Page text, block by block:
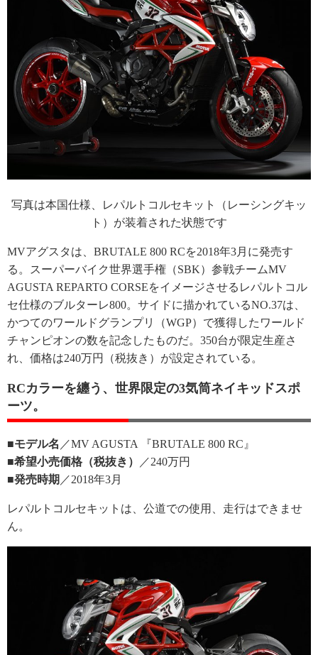
写真は本国仕様、レパルトコルセキット（レーシングキッ
ト）が装着された状態です
MVアグスタは、BRUTALE 800 RCを2018年3月に発売す
る。スーパーバイク世界選手権（SBK）参戦チームMV
AGUSTA REPARTO CORSEをイメージさせるレパルトコル
セ仕様のブルターレ800。サイドに描かれているNO.37は、
かつてのワールドグランプリ（WGP）で獲得したワールド
チャンピオンの数を記念したものだ。350台が限定生産さ
れ、価格は240万円（税抜き）が設定されている。
RCカラーを纏う、世界限定の3気筒ネイキッドスポ
ーツ。
■モデル名 ／MV AGUSTA 『BRUTALE 800 RC』
■希望小売価格（税抜き）
／240万円
■発売時期 ／2018年3月
レパルトコルセキットは、公道での使用、走行はできませ
ん。